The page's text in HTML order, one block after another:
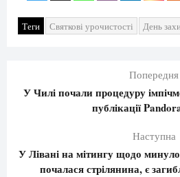
Теги Святкові урочистості День
Попередня
У Чилі почали процедуру
публікації
Наступна
У Лівані на мітингу щодо
почалася стрілянина, є